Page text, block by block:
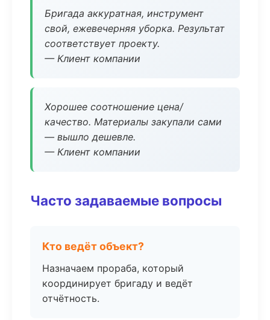
Бригада аккуратная, инструмент
свой, ежевечерняя уборка. Результат
соответствует проекту.
— Клиент компании
Хорошее соотношение цена/
качество. Материалы закупали сами
— вышло дешевле.
— Клиент компании
Часто задаваемые вопросы
Кто ведёт объект?
Назначаем прораба, который
координирует бригаду и ведёт
отчётность.